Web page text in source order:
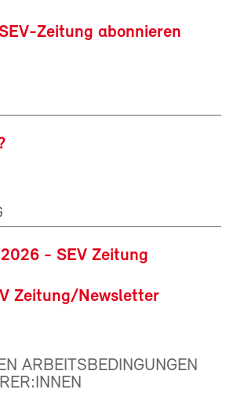
Zeitung abonnieren
- SEV Zeitung
Zeitung/Newsletter
ARBEITSBEDINGUNGEN